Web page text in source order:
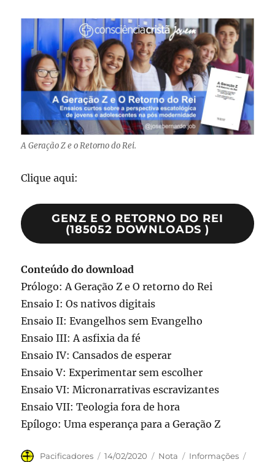
A Geração Z e o Retorno do Rei.
Clique aqui:
GENZ E O RETORNO DO REI
(185052 DOWNLOADS )
Conteúdo do download
Prólogo: A Geração Z e O retorno do Rei
Ensaio I: Os nativos digitais
Ensaio II: Evangelhos sem Evangelho
Ensaio III: A asfixia da fé
Ensaio IV: Cansados de esperar
Ensaio V: Experimentar sem escolher
Ensaio VI: Micronarrativas escravizantes
Ensaio VII: Teologia fora de hora
Epílogo: Uma esperança para a Geração Z
Autor
Pacificadores
Publicado
14/02/2020 Formato
Nota Categorias
Informações